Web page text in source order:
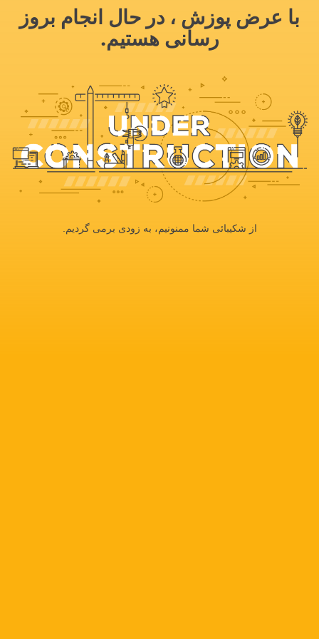
با عرض پوزش ، در حال انجام بروز
رسانی هستیم.
از شکیبائی شما ممنونیم، به زودی برمی گردیم.